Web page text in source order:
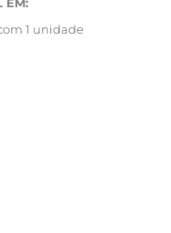
1 unidade